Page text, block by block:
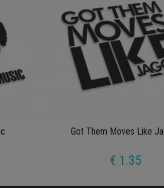
Got Them Moves Like
€ 1.35